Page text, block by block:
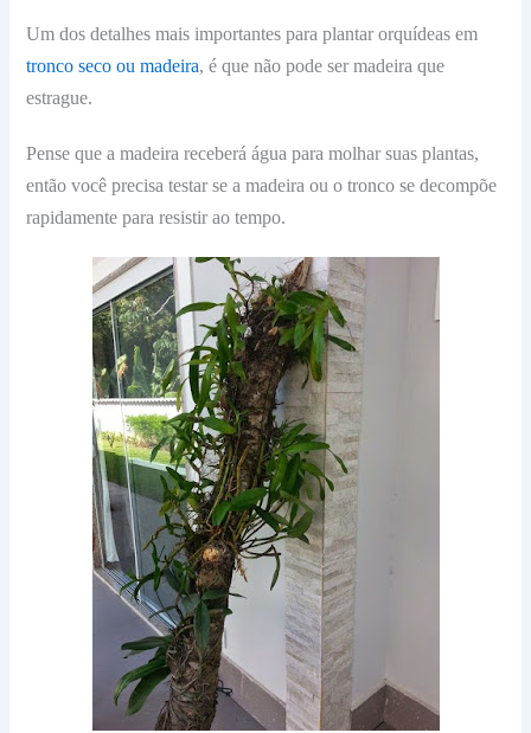
Um dos detalhes mais importantes para plantar orquídeas em
tronco seco ou madeira, é que não pode ser madeira que
estrague.
Pense que a madeira receberá água para molhar suas plantas,
então você precisa testar se a madeira ou o tronco se decompõe
rapidamente para resistir ao tempo.